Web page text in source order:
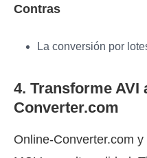
Contras
La conversión por
4. Transforme AVI
Converter.com
Online-Converter.com